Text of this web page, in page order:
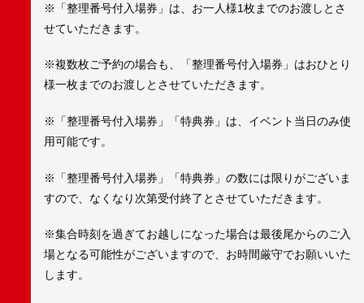
※「整理番号付入場券」は、お一人様1枚までのお渡しとさ
せていただきます。
※複数枚ご予約の場合も、「整理番号付入場券」はおひとり
様一枚までのお渡しとさせていただきます。
※「整理番号付入場券」「特典券」は、イベント当日のみ使
用可能です。
※「整理番号付入場券」「特典券」の数には限りがございま
すので、なくなり次第受付終了とさせていただきます。
※集合時刻を過ぎてお越しになった場合は最後尾からのご入
場となる可能性がございますので、お時間厳守でお願いいた
します。